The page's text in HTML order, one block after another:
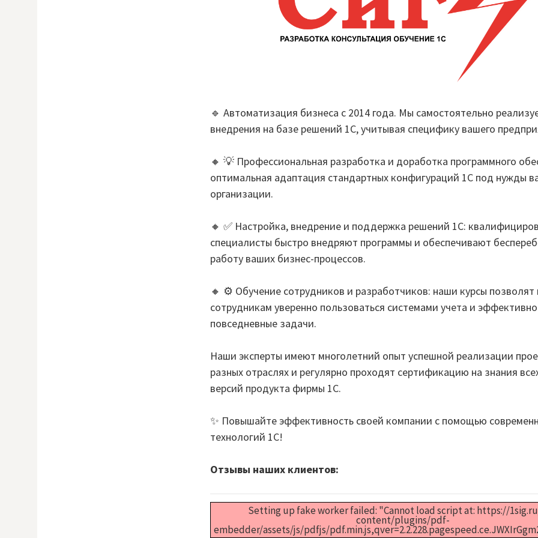
🔹 Автоматизация бизнеса с 2014 года. Мы самостоятельно
внедрения на базе решений 1С, учитывая специфику вашего
🔸 💡 Профессиональная разработка и доработка программного
оптимальная адаптация стандартных конфигураций 1С под нужды
организации.
🔸 ✅ Настройка, внедрение и поддержка решений 1С:
специалисты быстро внедряют программы и обеспечивают
работу ваших бизнес-процессов.
🔸 ⚙️ Обучение сотрудников и разработчиков: наши курсы
сотрудникам уверенно пользоваться системами учета и
повседневные задачи.
Наши эксперты имеют многолетний опыт успешной реализации
разных отраслях и регулярно проходят сертификацию на знания
версий продукта фирмы 1С.
✨ Повышайте эффективность своей компании с помощью
технологий 1С!
Отзывы наших клиентов:
Setting up fake worker failed: "Cannot load script at: https://
content/plugins/pdf-
embedder/assets/js/pdfjs/